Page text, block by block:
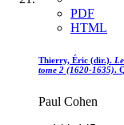
PDF
HTML
Thierry, Éric (dir.).
tome 2 (1620-1635).
Paul Cohen